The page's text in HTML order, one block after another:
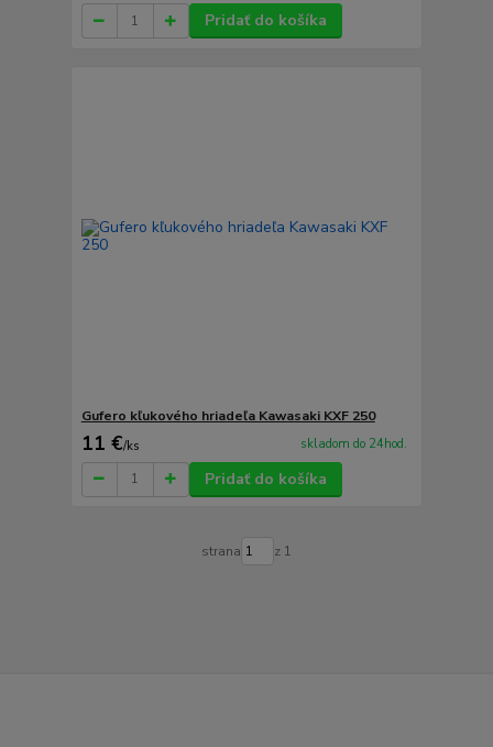
Pridať do košíka
Gufero kľukového hriadeľa Kawasaki KXF 250
11 €/ks skladom do 24hod.
Pridať do košíka
strana z 1